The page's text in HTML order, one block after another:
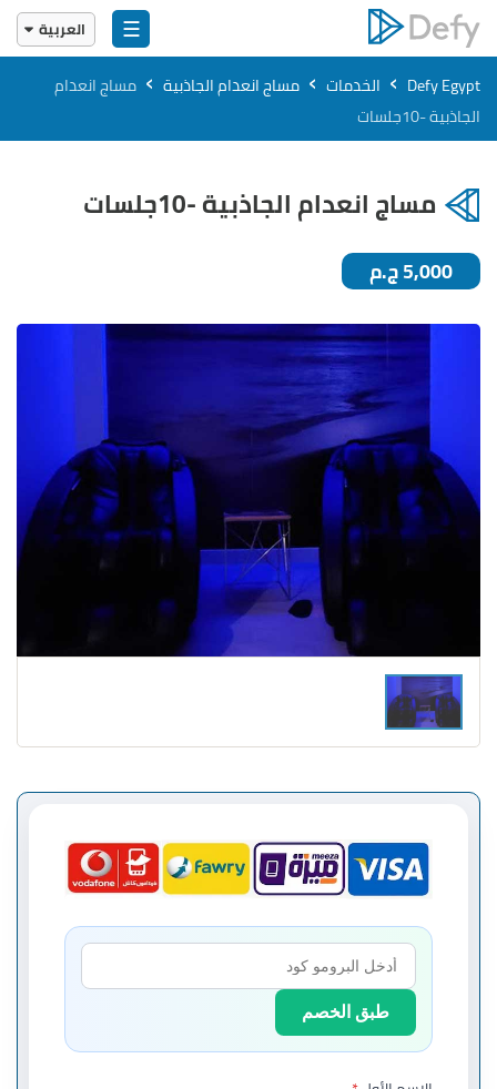
☰
العربية
English
العربية
Defy Egypt
› الخدمات › مساج انعدام الجاذبية › مساج انعدام
الجاذبية -10جلسات
مساج انعدام الجاذبية -10جلسات
5,000 ج.م
طبق الخصم